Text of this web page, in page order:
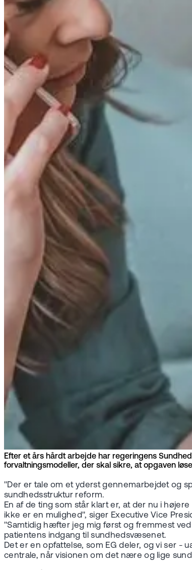
Efter et års hårdt arbejde har regeringens
forvaltningsmodeller, der skal sikre, at opgaven
"Der er tale om et yderst gennemarbejdet og
sundhedsstruktur reform.
En af de ting som står klart er, at der nu i
ikke er en mulighed", siger Executive Vice
"Samtidig hæfter jeg mig først og fremmest
patientens indgang til sundhedsvæsenet.
Det er en opfattelse, som EG deler, og vi ser
centrale, når visionen om det nære og lige